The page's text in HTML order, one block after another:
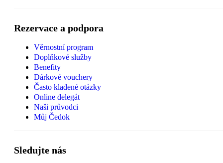
Rezervace a podpora
Věrnostní program
Doplňkové služby
Benefity
Dárkové vouchery
Často kladené otázky
Online delegát
Naši průvodci
Můj Čedok
Sledujte nás